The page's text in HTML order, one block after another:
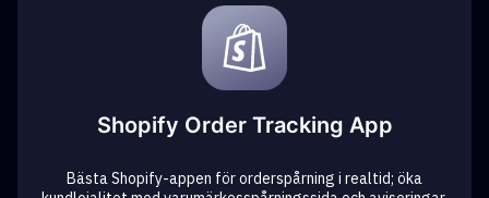
Shopify Order Tracking App
Bästa Shopify-appen för orderspårning i realtid; öka